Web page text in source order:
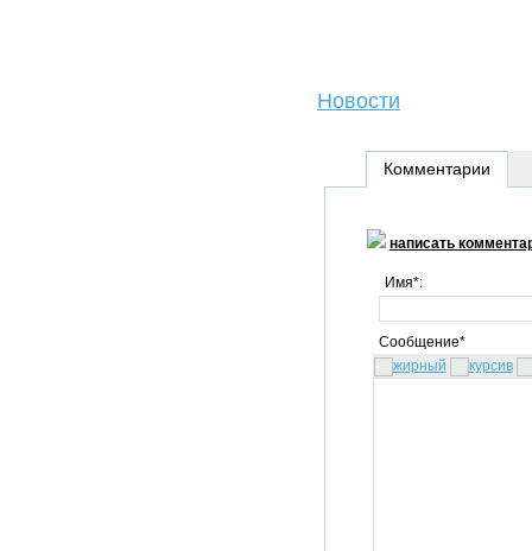
Новости
Комментарии
написать
Имя*:
Сообщение*